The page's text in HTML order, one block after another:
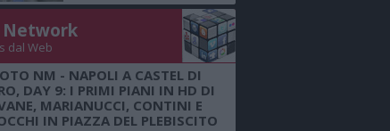
Network
dal Web
NM - NAPOLI A CASTEL DI
DAY 9: I PRIMI PIANI IN HD DI
MARIANUCCI, CONTINI E
IN PIAZZA DEL PLEBISCITO